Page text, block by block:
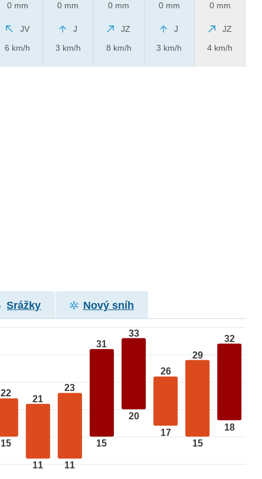
0 mm
JV
6 km/h
0 mm
J
3 km/h
0 mm
JZ
8 km/h
0 mm
J
3 km/h
0 mm
JZ
4 km/h
Srážky Nový sníh
22
15
21
11
23
11
31
15
33
20
26
17
29
15
32
18